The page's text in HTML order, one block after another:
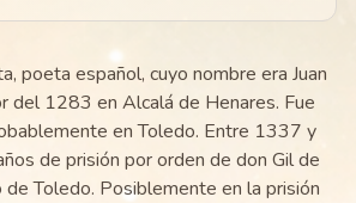
poeta español, cuyo nombre era Juan
del 1283 en Alcalá de Henares. Fue
en Toledo. Entre 1337 y
de prisión por orden de don Gil de
Toledo. Posiblemente en la prisión